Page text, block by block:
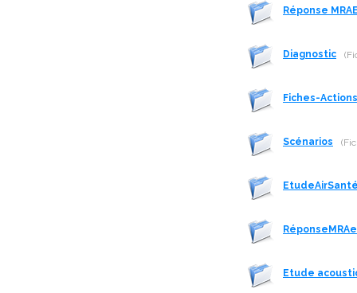
Réponse
Diagnostic
Fiches-Actions
Scénarios
RéponseMRAe
Etude